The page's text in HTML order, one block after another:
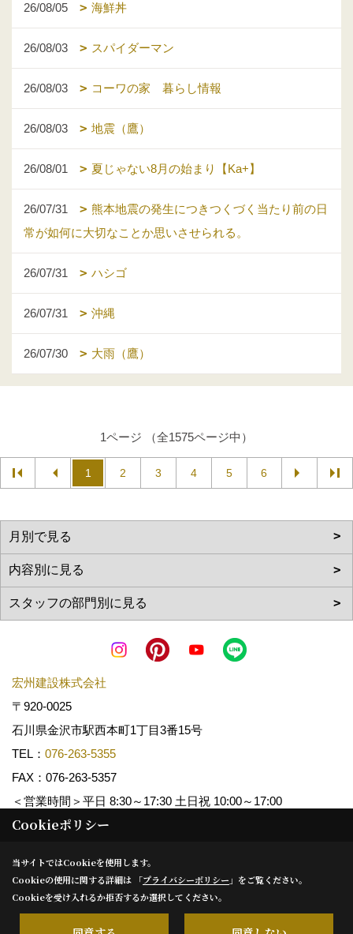
26/08/05 海鮮丼
26/08/03 スパイダーマン
26/08/03 コーワの家 暮らし情報
26/08/03 地震（鷹）
26/08/01 夏じゃない8月の始まり【Ka+】
26/07/31
熊本地震の発生につきつくづく当たり前の日
常が如何に大切なことか思いさせられる。
26/07/31 ハシゴ
26/07/31 沖縄
26/07/30 大雨（鷹）
1ページ （全1575ページ中）
1 2 3 4 5 6
宏州建設株式会社
〒920-0025
石川県金沢市駅西本町1丁目3番15号
TEL： 076-263-5355
FAX：076-263-5357
＜営業時間＞平日 8:30～17:30 土日祝 10:00～17:00
Copyright (c) KOSHUKENSETSU. All Rights Reserved.
Produced byゴデスクリエイト
Cookieポリシー
当サイトではCookieを使用します。
Cookieの使用に関する詳細は 「プライバシーポリシー 」をご覧ください。
Cookieを受け入れるか拒否するか選択してください。